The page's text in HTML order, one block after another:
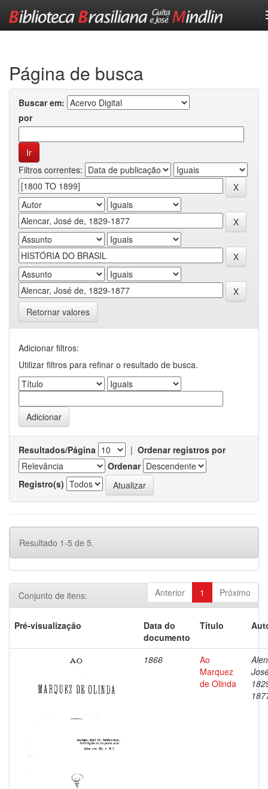
Página de busca
Buscar em:
por
Filtros correntes:
Retornar valores
Adicionar filtros:
Utilizar filtros para refinar o resultado de busca.
Resultados/Página | Ordenar registros por
Ordenar
Registro(s)
Resultado 1-5 de 5.
Anterior 1 Próximo
Conjunto de itens:
Pré-visualização
Data do
documento
Título
1866
Ao
Marquez
de Olinda